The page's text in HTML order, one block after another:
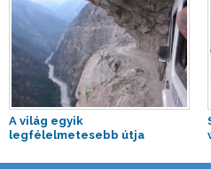
A világ egyik
legfélelmetesebb útja